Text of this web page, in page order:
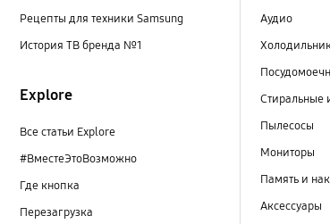
Рецепты для техники Samsung
История ТВ бренда №1
Explore
Все статьи Explore
#ВместеЭтоВозможно
Где кнопка
Перезагрузка
Аудио
Пылесосы
Мониторы
Память и
Аксессуары